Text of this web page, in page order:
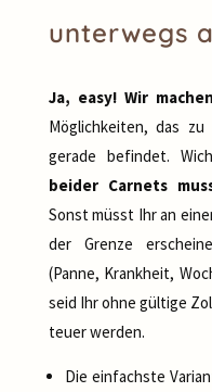
unterwegs
Ja, easy! Wir
Möglichkeiten, das
gerade befindet.
beider Carnets
Sonst müsst Ihr an
der Grenze
(Panne, Krankheit,
seid Ihr ohne gültige
teuer werden.
Die einfachste